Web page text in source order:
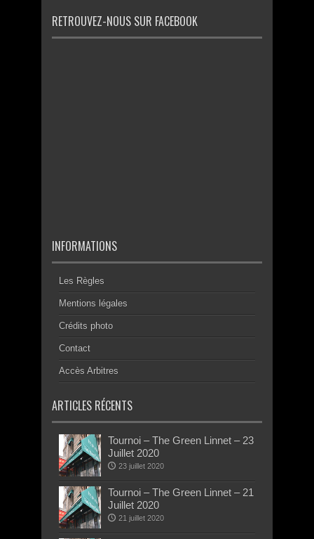
RETROUVEZ-NOUS SUR FACEBOOK
INFORMATIONS
Les Règles
Mentions légales
Crédits photo
Contact
Accès Arbitres
ARTICLES RÉCENTS
Tournoi – The Green Linnet – 23
Juillet 2020
23 juillet 2020
Tournoi – The Green Linnet – 21
Juillet 2020
21 juillet 2020